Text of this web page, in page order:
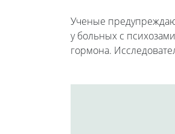
Ученые
у больных с
гормона.